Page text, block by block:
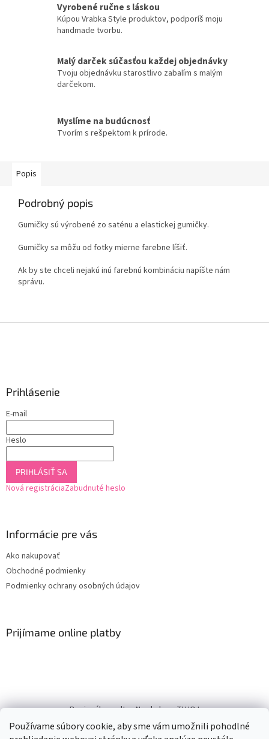
Používame súbory cookie, aby sme vám umožnili pohodlné
Vyrobené ručne s láskou
Kúpou Vrabka Style produktov, podporíš moju
handmade tvorbu.
Malý darček súčasťou každej objednávky
Tvoju objednávku starostlivo zabalím s malým
darčekom.
Myslíme na budúcnosť
Tvorím s rešpektom k prírode.
Popis
Podrobný popis
Gumičky sú výrobené zo saténu a elastickej gumičky.
Gumičky sa môžu od fotky mierne farebne líšiť.
Ak by ste chceli nejakú inú farebnú kombináciu napíšte nám
správu.
Prihlásenie
E-mail
Heslo
PRIHLÁSIŤ SA
Nová registráciaZabudnuté heslo
Informácie pre vás
Ako nakupovať
Obchodné podmienky
Podmienky ochrany osobných údajov
Prijímame online platby
Regionálne pulty Na chalupe TVJOJ